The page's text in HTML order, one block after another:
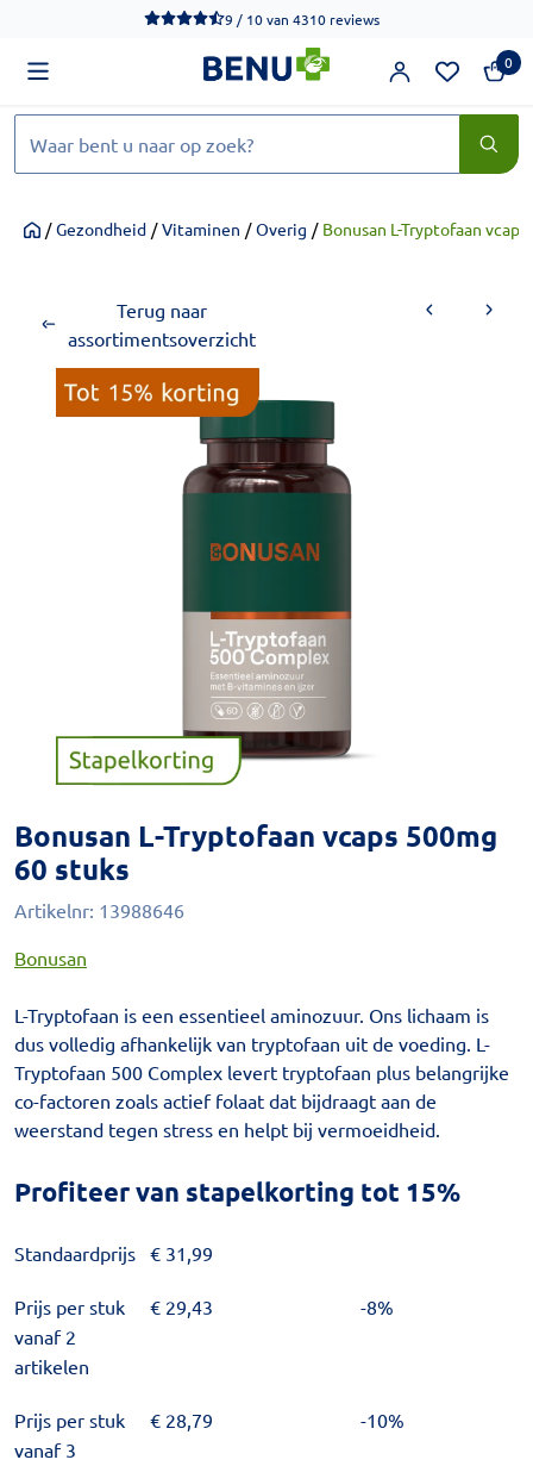
We werken momenteel hard aan het verbeteren van de
9 / 10van 4310 reviews
0
Home
/ Gezondheid / Vitaminen / Overig / Bonusan L-Tryptofaan
Terug naar
assortimentsoverzicht
Bonusan L-Tryptofaan vcaps 500mg
60 stuks
Artikelnr: 13988646
Bonusan
L-Tryptofaan is een essentieel aminozuur. Ons lichaam is
dus volledig afhankelijk van tryptofaan uit de voeding. L-
Tryptofaan 500 Complex levert tryptofaan plus belangrijke
co-factoren zoals actief folaat dat bijdraagt aan de
weerstand tegen stress en helpt bij vermoeidheid.
Profiteer van stapelkorting tot 15%
Standaardprijs € 31,99
Prijs per stuk
vanaf 2
artikelen
€ 29,43 -8%
Prijs per stuk
vanaf 3
€ 28,79 -10%